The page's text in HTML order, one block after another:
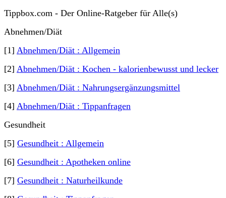
Tippbox.com - Der Online-Ratgeber für Alle(s)
Abnehmen/Diät
[1] Abnehmen/Diät : Allgemein
[2] Abnehmen/Diät : Kochen - kalorienbewusst und lecker
[3] Abnehmen/Diät : Nahrungsergänzungsmittel
[4] Abnehmen/Diät : Tippanfragen
Gesundheit
[5] Gesundheit : Allgemein
[6] Gesundheit : Apotheken online
[7] Gesundheit : Naturheilkunde